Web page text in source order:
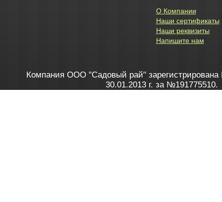
О Компании
Наши сертификаты
Наши реквизиты
Напишите нам
Компания ООО "Садовый рай" зарегистрирована
30.01.2013 г. за №191775510.